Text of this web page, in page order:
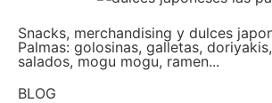
Snacks, merchandising y dulces
Palmas: golosinas, galletas,
salados, mogu mogu, ramen...
BLOG